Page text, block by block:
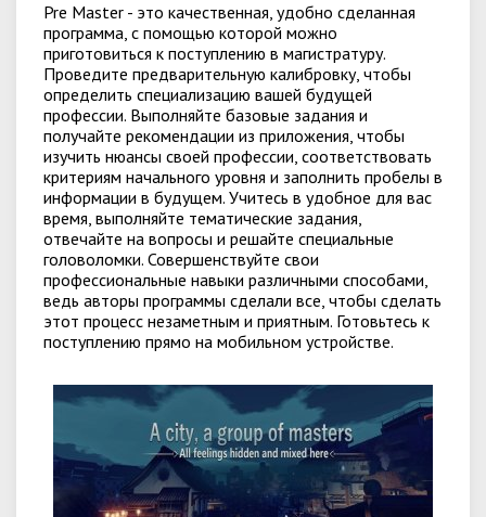
Pre Master - это качественная, удобно сделанная
программа, с помощью которой можно
приготовиться к поступлению в магистратуру.
Проведите предварительную калибровку, чтобы
определить специализацию вашей будущей
профессии. Выполняйте базовые задания и
получайте рекомендации из приложения, чтобы
изучить нюансы своей профессии, соответствовать
критериям начального уровня и заполнить пробелы в
информации в будущем. Учитесь в удобное для вас
время, выполняйте тематические задания,
отвечайте на вопросы и решайте специальные
головоломки. Совершенствуйте свои
профессиональные навыки различными способами,
ведь авторы программы сделали все, чтобы сделать
этот процесс незаметным и приятным. Готовьтесь к
поступлению прямо на мобильном устройстве.